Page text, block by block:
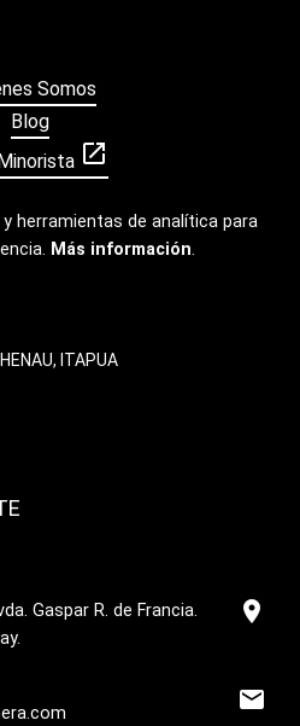
Somos
Blog
open_in_new
herramientas de analítica para
Más información.
ITAPUA
Gaspar R. de Francia.
location_on
email